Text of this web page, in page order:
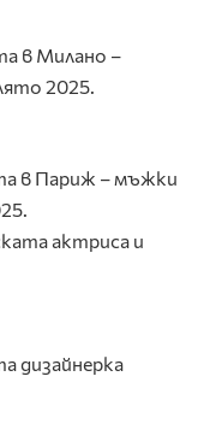
в Милано –
2025.
в Париж – мъжки
актриса и
дизайнерка